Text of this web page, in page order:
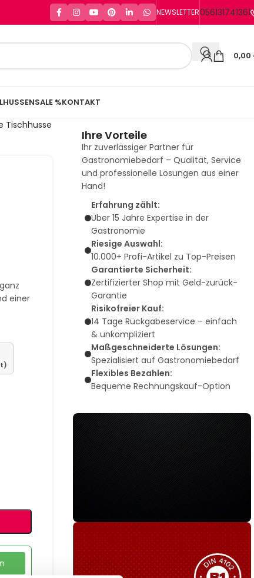
NEWSLETTER056131741361
0,00
SALE %KONTAKT
Tischhusse
einer
Ihre Vorteile
Ihr zuverlässiger Partner für
Gastronomiebedarf – Qualität, Service
und professionelle Lösungen aus einer
Hand!
Erfahrung zählt:
Über 15 Jahre Expertise in der
Gastronomie
Riesige Auswahl:
10.000+ Profi-Artikel zu Top-Preisen
Garantierte Sicherheit:
Zertifizierter Shop mit Geld-zurück-
Garantie
Risikofreier Kauf:
14 Tage Rückgabeservice – einfach
& unkompliziert
Maßgeschneiderte Lösungen:
Spezialisiert auf Gastronomiebedarf
Flexibles Bezahlen:
Bequeme Rechnungskauf-Option
Sie haben nicht das passende
Produkt gefunden?
Wir helfen Ihnen gerne weiter!